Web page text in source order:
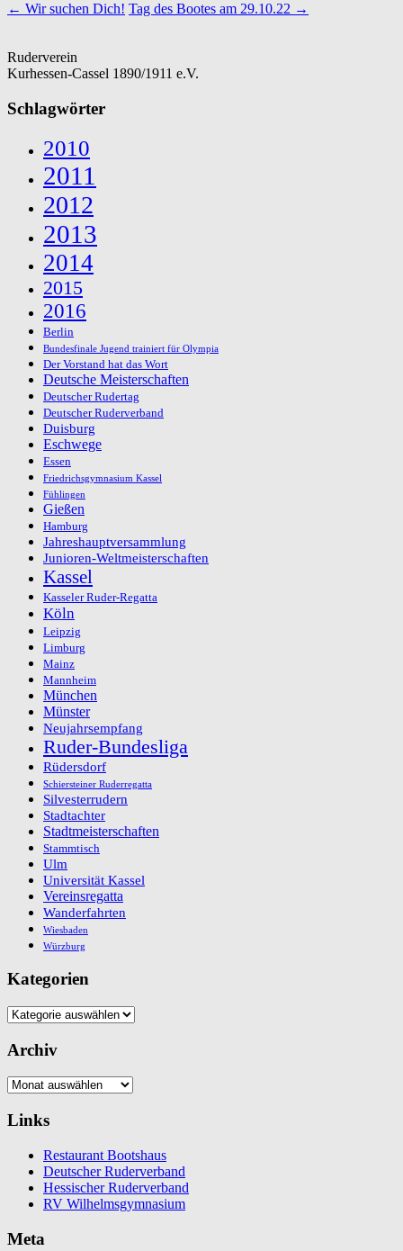
← Wir suchen Dich! Tag des Bootes am 29.10.22 →
Ruderverein
Kurhessen-Cassel 1890/1911 e.V.
Schlagwörter
2010
2011
2012
2013
2014
2015
2016
Berlin
Bundesfinale Jugend trainiert für Olympia
Der Vorstand hat das Wort
Deutsche Meisterschaften
Deutscher Rudertag
Deutscher Ruderverband
Duisburg
Eschwege
Essen
Friedrichsgymnasium Kassel
Fühlingen
Gießen
Hamburg
Jahreshauptversammlung
Junioren-Weltmeisterschaften
Kassel
Kasseler Ruder-Regatta
Köln
Leipzig
Limburg
Mainz
Mannheim
München
Münster
Neujahrsempfang
Ruder-Bundesliga
Rüdersdorf
Schiersteiner Ruderregatta
Silvesterrudern
Stadtachter
Stadtmeisterschaften
Stammtisch
Ulm
Universität Kassel
Vereinsregatta
Wanderfahrten
Wiesbaden
Würzburg
Kategorien
Kategorien
Archiv
Archiv
Links
Restaurant Bootshaus
Deutscher Ruderverband
Hessischer Ruderverband
RV Wilhelmsgymnasium
Meta